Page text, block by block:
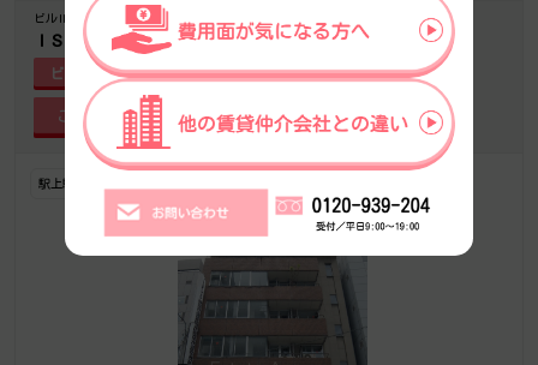
ビルID-9784 築年-1981/12
ＩＳＫビル東館
ビル詳細
駅上駅近